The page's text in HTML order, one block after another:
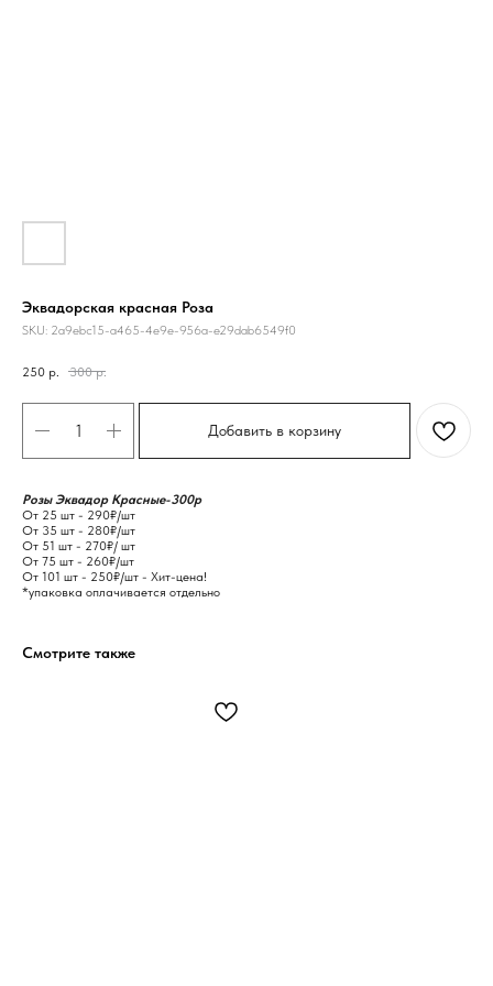
Эквадорская красная Роза
SKU: 2a9ebc15-a465-4e9e-956a-e29dab6549f0
250 р. 300 р.
Добавить в корзину
Розы Эквадор Красные-300р
От 25 шт - 290₽/шт
От 35 шт - 280₽/шт
От 51 шт - 270₽/ шт
От 75 шт - 260₽/шт
От 101 шт - 250₽/шт - Хит-цена!
*упаковка оплачивается отдельно
Смотрите также